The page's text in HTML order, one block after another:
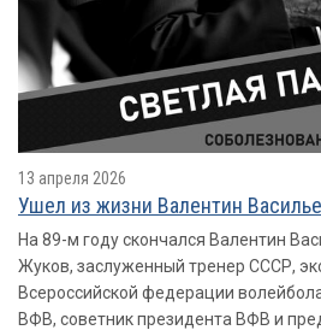
13 апреля 2026
Ушел из жизни Валентин
На 89-м году скончался Валентин
Жуков, заслуженный тренер СССР,
Всероссийской федерации
ВФВ, советник президента ВФВ и